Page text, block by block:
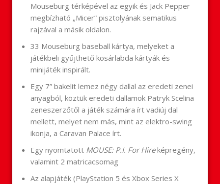
Mouseburg térképével az egyik és Jack Pepper
megbízható „Micer” pisztolyának sematikus
rajzával a másik oldalon.
33 Mouseburg baseball kártya, melyeket a
játékbeli gyűjthető kosárlabda kártyák és
minijáték inspirált.
Egy 7” bakelit lemez négy dallal az eredeti zenei
anyagból, köztük eredeti dallamok Patryk Scelina
zeneszerzőtől a játék számára írt vadiúj dal
mellett, melyet nem más, mint az elektro-swing
ikonja, a Caravan Palace írt.
Egy nyomtatott MOUSE: P.I. For Hireképregény,
valamint 2 matricacsomag
Az alapjáték (PlayStation 5 és Xbox Series X